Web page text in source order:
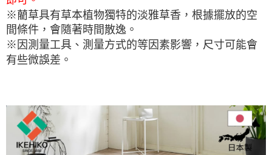
※藺草具有草本植物獨特的淡雅草香，根據擺放的空
間條件，會隨著時間散逸。
※因測量工具、測量方式的等因素影響，尺寸可能會
有些微誤差。